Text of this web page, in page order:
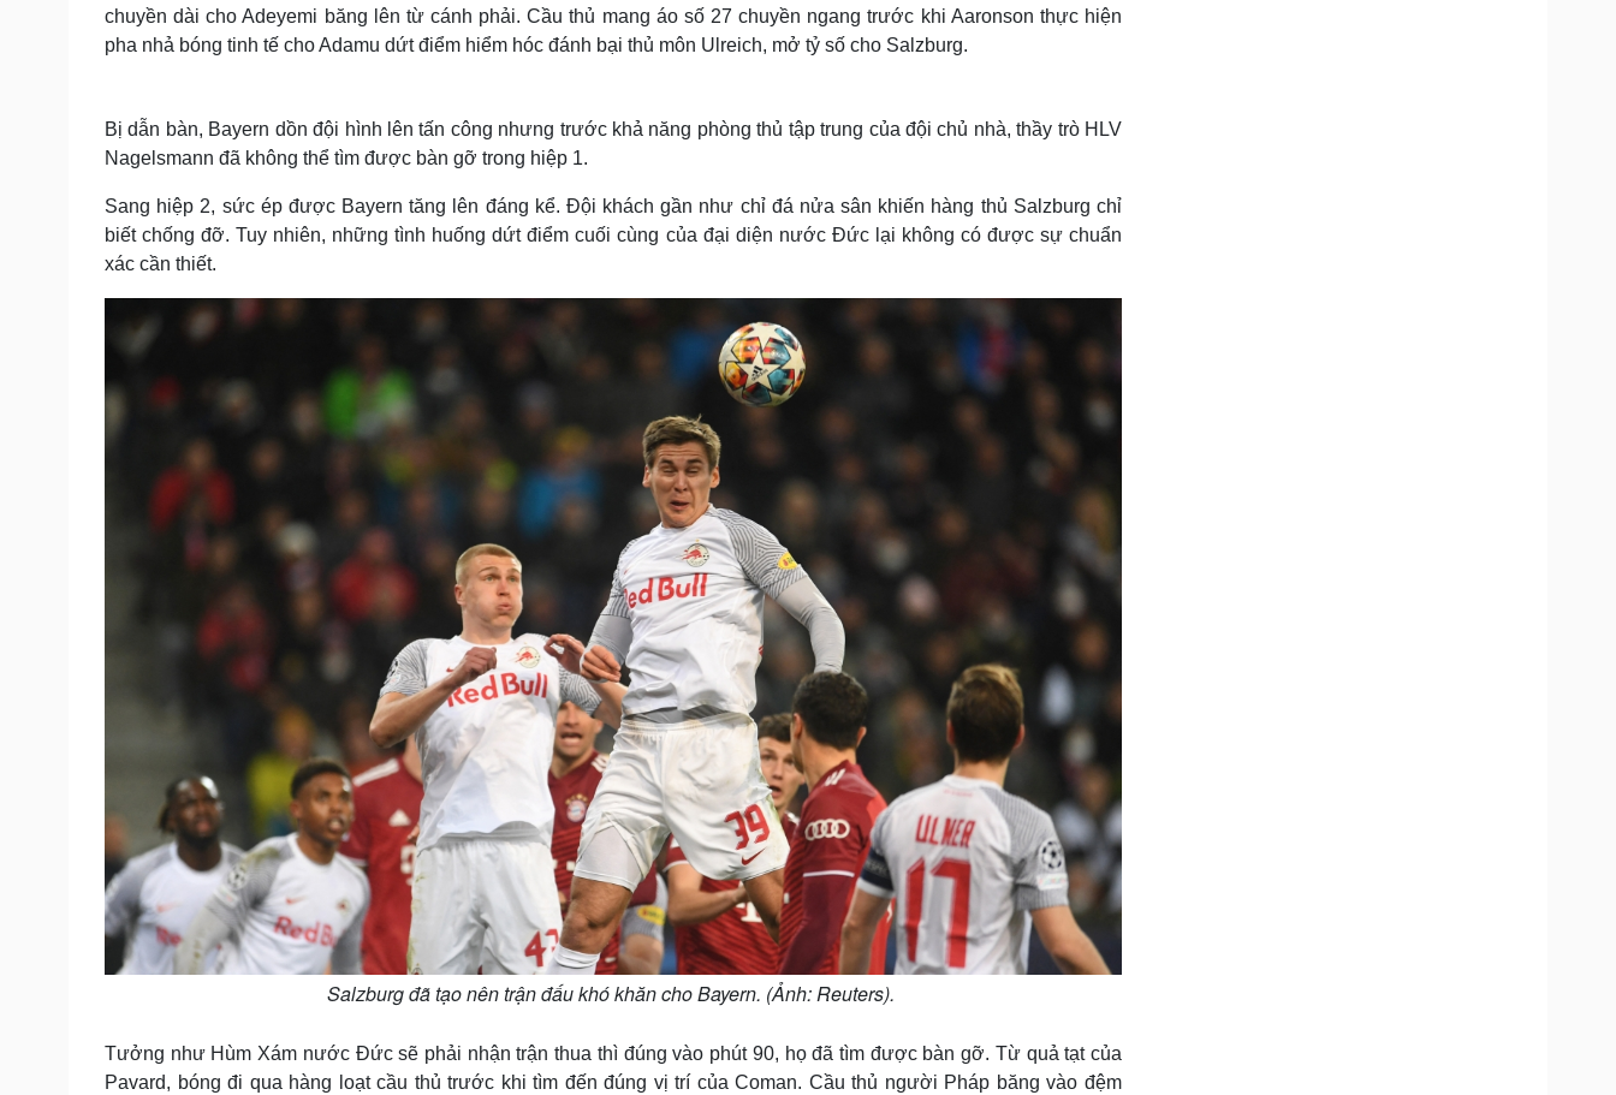
chuyền dài cho Adeyemi băng lên từ cánh phải. Cầu thủ mang áo số 27 chuyền ngang trước khi Aaronson thực hiện
pha nhả bóng tinh tế cho Adamu dứt điểm hiểm hóc đánh bại thủ môn Ulreich, mở tỷ số cho Salzburg.
Bị dẫn bàn, Bayern dồn đội hình lên tấn công nhưng trước khả năng phòng thủ tập trung của đội chủ nhà, thầy trò HLV
Nagelsmann đã không thể tìm được bàn gỡ trong hiệp 1.
Sang hiệp 2, sức ép được Bayern tăng lên đáng kể. Đội khách gần như chỉ đá nửa sân khiến hàng thủ Salzburg chỉ
biết chống đỡ. Tuy nhiên, những tình huống dứt điểm cuối cùng của đại diện nước Đức lại không có được sự chuẩn
xác cần thiết.
Salzburg đã tạo nên trận đấu khó khăn cho Bayern. (Ảnh: Reuters).
Tưởng như Hùm Xám nước Đức sẽ phải nhận trận thua thì đúng vào phút 90, họ đã tìm được bàn gỡ. Từ quả tạt của
Pavard, bóng đi qua hàng loạt cầu thủ trước khi tìm đến đúng vị trí của Coman. Cầu thủ người Pháp băng vào đệm